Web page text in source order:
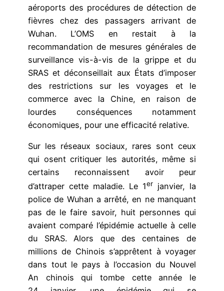
aéroports des procédures de détection de
fièvres chez des passagers arrivant de
Wuhan. L’OMS en restait à la
recommandation de mesures générales de
surveillance vis-à-vis de la grippe et du
SRAS et déconseillait aux États d’imposer
des restrictions sur les voyages et le
commerce avec la Chine, en raison de
lourdes conséquences notamment
économiques, pour une efficacité relative.
Sur les réseaux sociaux, rares sont ceux
qui osent critiquer les autorités, même si
certains reconnaissent avoir peur
d’attraper cette maladie. Le 1er
janvier, la
police de Wuhan a arrêté, en ne manquant
pas de le faire savoir, huit personnes qui
avaient comparé l’épidémie actuelle à celle
du SRAS. Alors que des centaines de
millions de Chinois s’apprêtent à voyager
dans tout le pays à l’occasion du Nouvel
An chinois qui tombe cette année le